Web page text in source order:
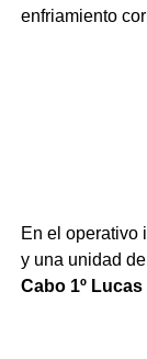
enfriamiento
En el operativo
y una unidad
Cabo 1º